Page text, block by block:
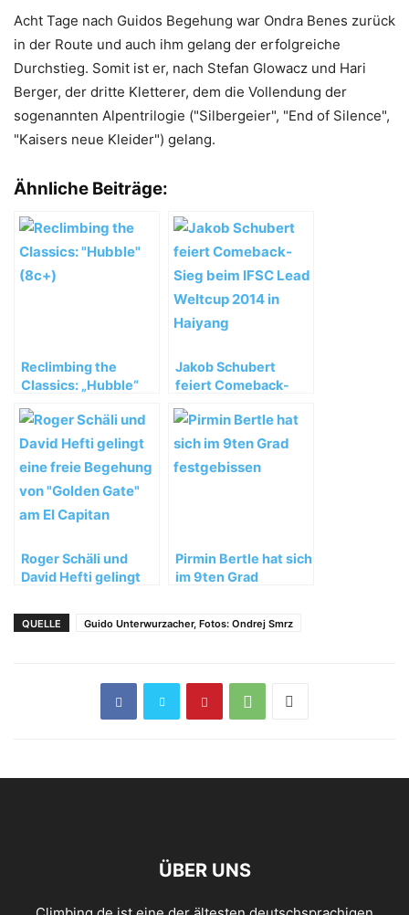
Acht Tage nach Guidos Begehung war Ondra Benes zurück
in der Route und auch ihm gelang der erfolgreiche
Durchstieg. Somit ist er, nach Stefan Glowacz und Hari
Berger, der dritte Kletterer, dem die Vollendung der
sogenannten Alpentrilogie ("Silbergeier", "End of Silence",
"Kaisers neue Kleider") gelang.
Ähnliche Beiträge:
Reclimbing the
Classics: „Hubble“
Jakob Schubert
feiert Comeback-
Weltcup 2014 in
Haiyang
Roger Schäli und
David Hefti gelingt
von „Golden Gate“
am El Capitan
Pirmin Bertle hat sich
im 9ten Grad
QUELLE Guido Unterwurzacher, Fotos: Ondrej Smrz
ÜBER UNS